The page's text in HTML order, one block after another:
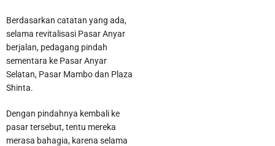
Kurangi Beban Sampah di TPA Jatiwaringin, Pemkab Tangerang
Berencana Buka TPS3R di Tigaraksa
Berdasarkan catatan yang ada,
selama revitalisasi Pasar Anyar
berjalan, pedagang pindah
sementara ke Pasar Anyar
Selatan, Pasar Mambo dan Plaza
Shinta.
Dengan pindahnya kembali ke
pasar tersebut, tentu mereka
merasa bahagia, karena selama